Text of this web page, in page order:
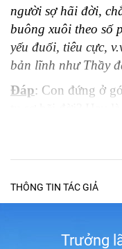
người sợ hãi đời,
buông xuôi theo số
yếu đuối, tiêu cực,
bản lĩnh như Thầy
Đáp: Con đứng ở
người thất tình về
quý Phật tử sợ hãi
khổ là để biết đời
chứ không phải
THÔNG TIN TÁC GIẢ
Trưởng